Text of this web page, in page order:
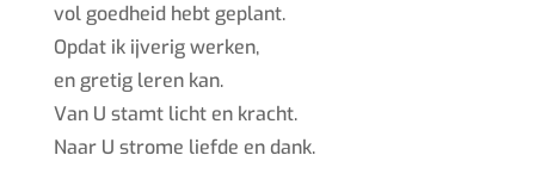
vol goedheid hebt geplant.
Opdat ik ijverig werken,
en gretig leren kan.
Van U stamt licht en kracht.
Naar U strome liefde en dank.